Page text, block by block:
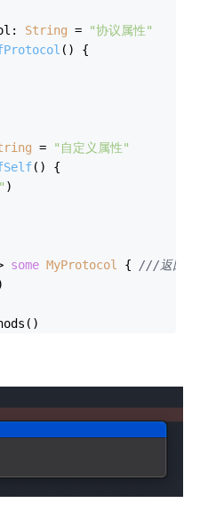
String =
"协议属性"
()
{
=
"自定义属性"
()
{
)
some MyProtocol { ///返回遵